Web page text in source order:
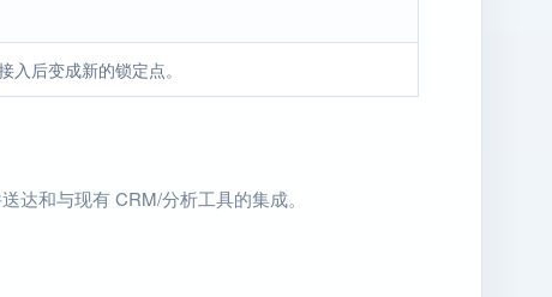
后变成新的锁定点。
达和与现有 CRM/分析工具的集成。